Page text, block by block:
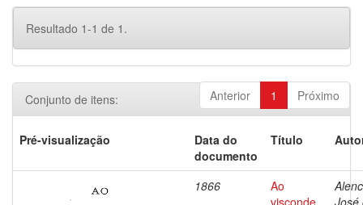
Resultado 1-1 de 1.
Anterior 1 Próximo
Conjunto de itens:
Pré-visualização
Data do
documento
Título
1866
Ao
visconde
José